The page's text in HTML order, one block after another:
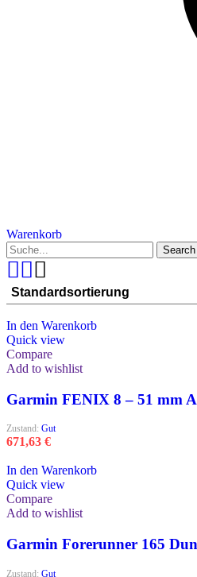
Warenkorb
Search
In den Warenkorb
Quick view
Compare
Add to wishlist
Garmin FENIX 8 – 51 mm
Zustand: Gut
671,63 €
In den Warenkorb
Quick view
Compare
Add to wishlist
Garmin Forerunner 165
Zustand: Gut